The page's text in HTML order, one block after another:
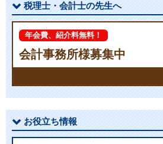
税理士・会計士の先生へ
年会費、紹介料無料！
会計事務所様募集中
お役立ち情報